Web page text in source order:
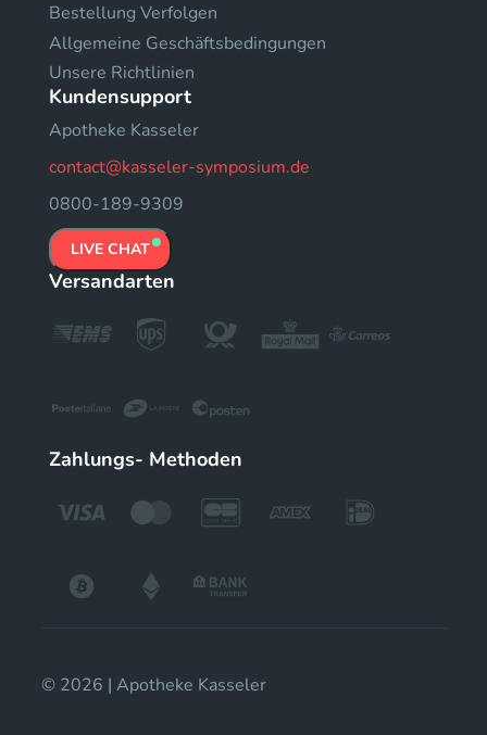
Bestellung Verfolgen
Allgemeine Geschäftsbedingungen
Unsere Richtlinien
Kundensupport
Apotheke Kasseler
contact@kasseler-symposium.de
0800-189-9309
LIVE CHAT
Versandarten
Zahlungs- Methoden
© 2026 | Apotheke Kasseler